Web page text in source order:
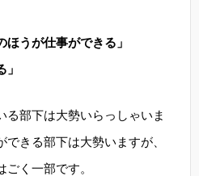
ほうが仕事ができる」
る部下は大勢いらっしゃいま
きる部下は大勢いますが、
ごく一部です。